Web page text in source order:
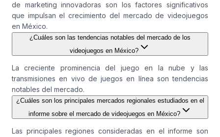
de marketing innovadoras son los factores significativos
que impulsan el crecimiento del mercado de videojuegos
en México.
¿Cuáles son las tendencias notables del mercado de los
videojuegos en México?
La creciente prominencia del juego en la nube y las
transmisiones en vivo de juegos en línea son tendencias
notables del mercado.
¿Cuáles son los principales mercados regionales estudiados en el
informe sobre el mercado de videojuegos en México?
Las principales regiones consideradas en el informe son